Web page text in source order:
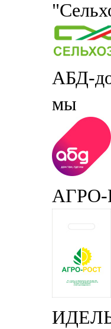
АБД-
мы
ИДЕЛЬ